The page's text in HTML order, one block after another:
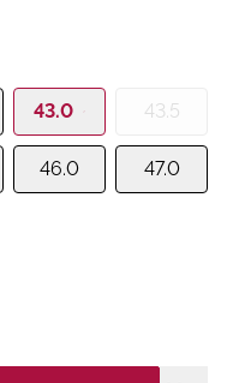
43.0 43.5
46.0 47.0